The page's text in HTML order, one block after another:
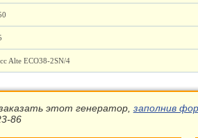
Alte ECO38-2SN/4
этот генератор, заполнив
86